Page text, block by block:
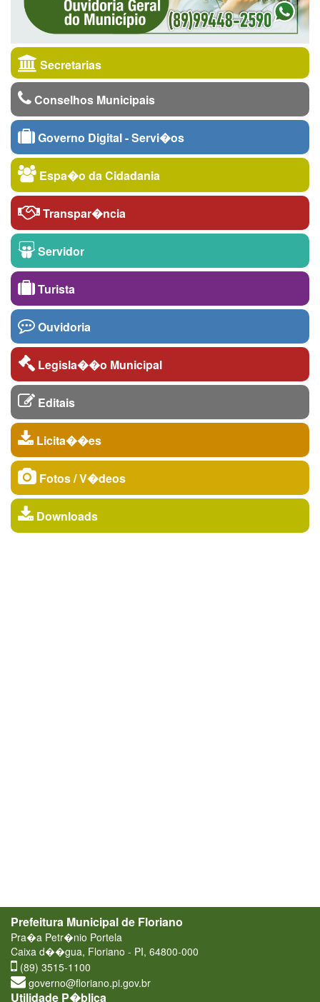
Secretarias
Conselhos Municipais
Governo Digital - Servi�os
Espa�o da Cidadania
Transpar�ncia
Servidor
Turista
Ouvidoria
Legisla��o Municipal
Editais
Licita��es
Fotos / V�deos
Downloads
Prefeitura Municipal de Floriano
Pra�a Petr�nio Portela
Caixa d��gua, Floriano - PI, 64800-000
(89) 3515-1100
governo@floriano.pi.gov.br
Utilidade P�blica